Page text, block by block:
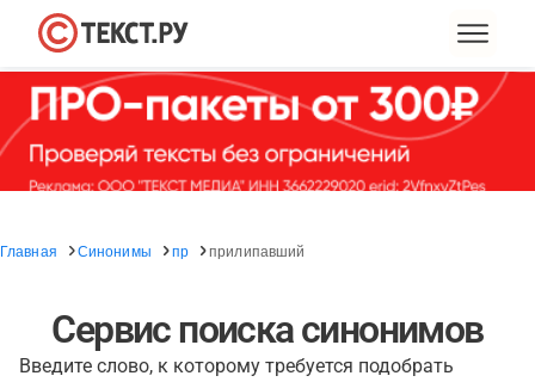
Главная Синонимы пр прилипавший
Сервис поиска синонимов
Введите слово, к которому требуется подобрать